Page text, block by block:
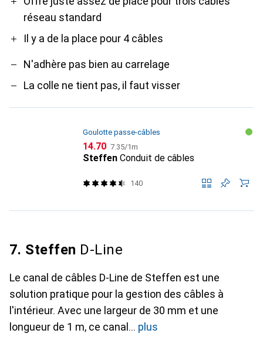
réseau standard
Il y a de la place pour 4 câbles
N'adhère pas bien au carrelage
La colle ne tient pas, il faut visser
Goulotte passe-câbles
CHF
14.70 CHF
7.35/1m
Steffen Conduit de câbles
140
7. Steffen D-Line
Le canal de câbles D-Line de Steffen est une
solution pratique pour la gestion des câbles à
l'intérieur. Avec une largeur de 30 mm et une
longueur de 1 m, ce canal
plus